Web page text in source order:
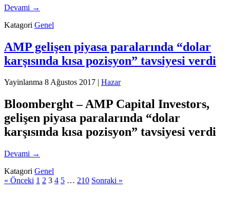
Devami →
Katagori Genel
AMP gelişen piyasa paralarında “dolar
karşısında kısa pozisyon” tavsiyesi verdi
Yayinlanma 8 Ağustos 2017 Hazar
Bloomberght – AMP Capital Investors,
gelişen piyasa paralarında “dolar
karşısında kısa pozisyon” tavsiyesi verdi
Devami →
Katagori Genel
« Önceki 1 2 3 4 5 … 210 Sonraki »